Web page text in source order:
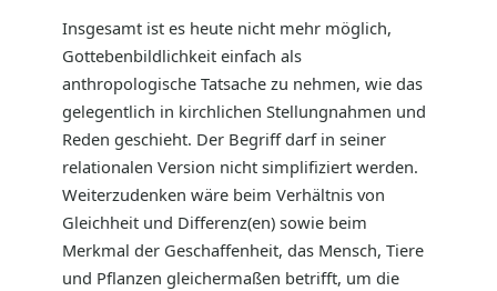
Insgesamt ist es heute nicht mehr möglich,
Gottebenbildlichkeit einfach als
anthropologische Tatsache zu nehmen, wie das
gelegentlich in kirchlichen Stellungnahmen und
Reden geschieht. Der Begriff darf in seiner
relationalen Version nicht simplifiziert werden.
Weiterzudenken wäre beim Verhältnis von
Gleichheit und Differenz(en) sowie beim
Merkmal der Geschaffenheit, das Mensch, Tiere
und Pflanzen gleichermaßen betrifft, um die